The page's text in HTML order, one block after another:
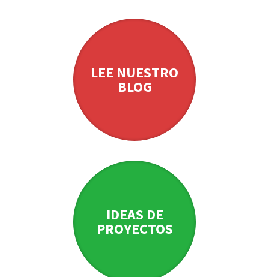
LEE NUESTRO
BLOG
IDEAS DE
PROYECTOS